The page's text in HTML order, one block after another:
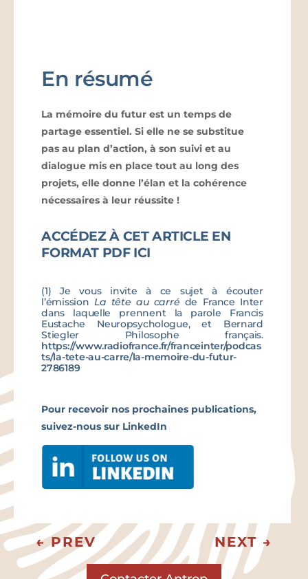
En résumé
La mémoire du futur est un temps de
partage essentiel. Si elle ne se substitue
pas au plan d’action, à son suivi et au
dialogue mis en place tout au long des
projets,elle donne l’élan et la cohérence
nécessaires à leur réussite !
ACCÉDEZ À CET ARTICLE EN
FORMAT PDF ICI
(1) Je vous invite à ce sujet à écouter
l’émission La tête au carré de France Inter
dans laquelle prennent la parole Francis
Eustache Neuropsychologue, et Bernard
Stiegler Philosophe français.
https://www.radiofrance.fr/franceinter/podcas
ts/la-tete-au-carre/la-memoire-du-futur-
2786189
Pour recevoir nos prochaines publications,
suivez-nous sur LinkedIn
←PREV NEXT →